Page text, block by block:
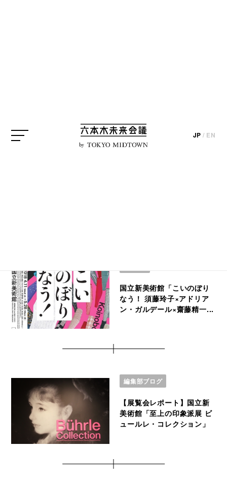
by
JP / EN
国立新美術館「こいのぼり
なう！ 須藤玲子×アドリア
ン・ガルデール×齋藤精一...
編集部ブログ
【展覧会レポート】国立新
美術館「至上の印象派展 ビ
ュールレ・コレクション」